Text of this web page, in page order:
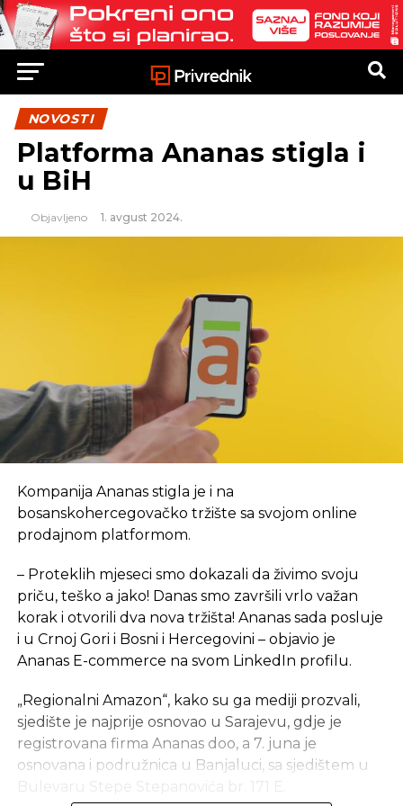
NOVOSTI
Platforma Ananas stigla i
u BiH
Objavljeno 1. avgust 2024.
Kompanija Ananas stigla je i na
bosanskohercegovačko tržište sa svojom online
prodajnom platformom.
– Proteklih mjeseci smo dokazali da živimo svoju
priču, teško a jako! Danas smo završili vrlo važan
korak i otvorili dva nova tržišta! Ananas sada posluje
i u Crnoj Gori i Bosni i Hercegovini – objavio je
Ananas E-commerce na svom LinkedIn profilu.
„Regionalni Amazon“, kako su ga mediji prozvali,
sjedište je najprije osnovao u Sarajevu, gdje je
registrovana firma Ananas doo, a 7. juna je
osnovana i podružnica u Banjaluci, sa sjedištem u